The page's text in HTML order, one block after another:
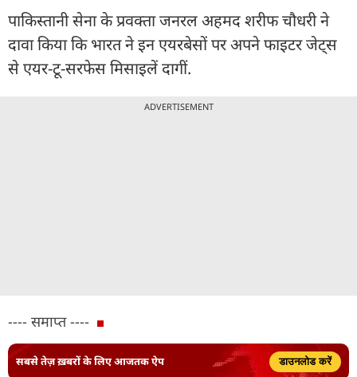
पाकिस्तानी सेना के प्रवक्ता जनरल अहमद शरीफ चौधरी ने
दावा किया कि भारत ने इन एयरबेसों पर अपने फाइटर जेट्स
से एयर-टू-सरफेस मिसाइलें दागीं.
ADVERTISEMENT
---- समाप्त ----
सबसे तेज़ ख़बरों के लिए आजतक ऐप डाउनलोड करें